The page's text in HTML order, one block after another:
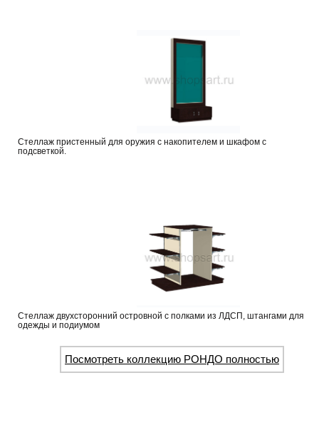
Стеллаж пристенный для оружия с накопителем и шкафом с
подсветкой.
Стеллаж двухсторонний островной с полками из ЛДСП, штангами для
одежды и подиумом
Посмотреть коллекцию РОНДО полностью